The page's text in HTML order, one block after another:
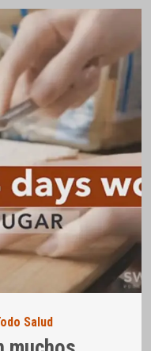
Salud